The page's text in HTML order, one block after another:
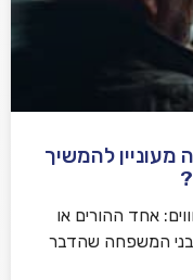
להמשיך
אחד ההורים או
המשפחה שהדבר